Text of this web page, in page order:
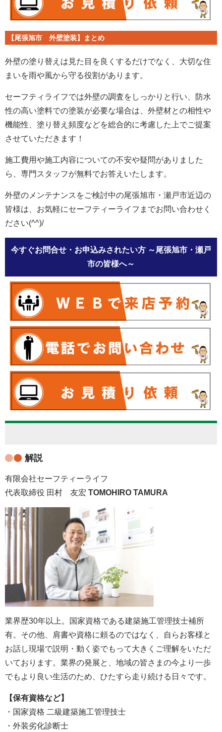
【尾張旭市 外壁塗装】まとめ
外壁の塗り替えは見た目を良くするだけでなく、大切な住
まいを雨や風から守る役割があります。
セーフティライフでは外壁の調査をしっかりと行い、防水
性の高い塗料での塗装が必要な場合は、外壁材との相性や
機能性、塗り替え頻度などを総合的に考慮した上でご提案
させていただきます！
施工費用や施工内容についての不安や疑問がありました
ら、専門スタッフが無料でお答えいたします。
外壁のメンテナンスをご検討中の尾張旭市・瀬戸市近辺の
皆様は、お気軽にセーフティーライフまでお問い合わせく
ださい(^^)/
今すぐお問合せ・お申込みされたい方 ～尾張旭市・瀬戸
市の皆様へ～
解説
有限会社セーフティーライフ
代表取締役 田村 友宏 TOMOHIRO TAMURA
業界歴30年以上。国家資格である建築施工管理技士補所
有。その他、肩書や資格に頼るのではなく、自らお客様と
お話し現場で説明・動く姿でもって大きくご理解をいただ
いております。業界の発展と、地域の皆さまの今より一歩
でもより良い生活のため、ひたすら走り続ける日々です。
【保有資格など】
・国家資格 二級建築施工管理技士
・外装劣化診断士